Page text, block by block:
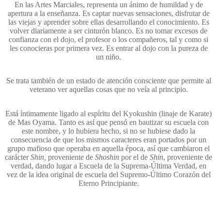
En las Artes Marciales, representa un ánimo de humildad y de
apertura a la enseñanza. Es captar nuevas sensaciones, disfrutar de
las viejas y aprender sobre ellas desarrollando el conocimiento. Es
volver diariamente a ser cinturón blanco. Es no tomar excesos de
confianza con el dojo, el profesor o los compañeros, tal y como si
les conocieras por primera vez. Es entrar al dojo con la pureza de
un niño.
Se trata también de un estado de atención consciente que permite al
veterano ver aquellas cosas que no veía al principio.
Está íntimamente ligado al espíritu del Kyokushin (linaje de Karate)
de Mas Oyama. Tanto es así que pensó en bautizar su escuela con
este nombre, y lo hubiera hecho, si no se hubiese dado la
consecuencia de que los mismos caracteres eran portados por un
grupo mafioso que operaba en aquella época, así que cambiaron el
carácterShin, proveniente de Shoshin por el de Shin, proveniente de
verdad, dando lugar a Escuela de la Suprema-Última Verdad, en
vez de la idea original de escuela del Supremo-Último Corazón del
Eterno Principiante.